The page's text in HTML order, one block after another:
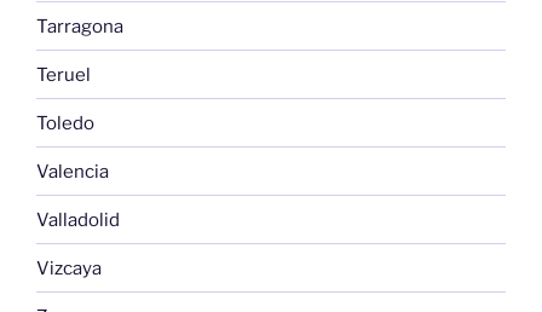
Tarragona
Teruel
Toledo
Valencia
Valladolid
Vizcaya